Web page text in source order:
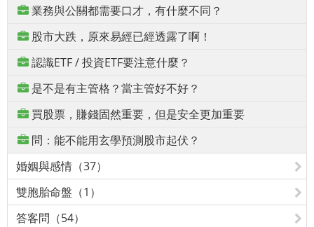
業務與公關都需要口才，有什麼不同？
股市大跌，原來易經已經透露了啊！
認識ETF / 投資ETF要注意什麼？
是不是有主管格？當主管好不好？
買股票，賺錢固然重要，但是安全更加重要
問：能不能用玄學預測股市起伏？
婚姻與感情（37）
雙胞胎命盤（1）
答客問（54）